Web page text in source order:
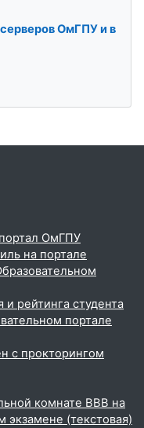
ОмГПУ и в
ОмГПУ
на портале
и рейтинга студента
портале
с прокторингом
комнате BBB на
экзамене (текстовая)